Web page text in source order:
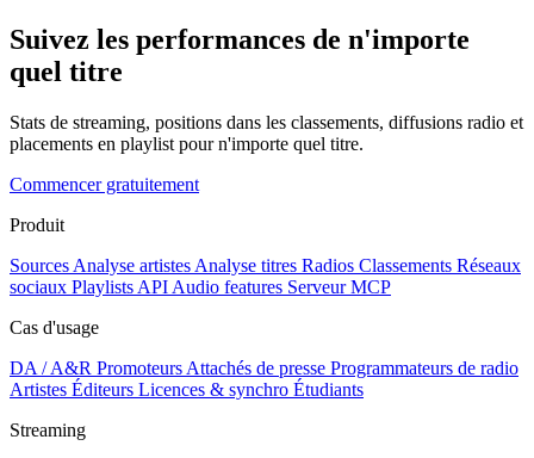
Suivez les performances de n'importe
quel titre
Stats de streaming, positions dans les classements, diffusions radio et
placements en playlist pour n'importe quel titre.
Commencer gratuitement
Produit
Sources Analyse artistes Analyse titres Radios Classements Réseaux
sociaux Playlists API Audio features Serveur MCP
Cas d'usage
DA / A&R Promoteurs Attachés de presse Programmateurs de radio
Artistes Éditeurs Licences & synchro Étudiants
Streaming